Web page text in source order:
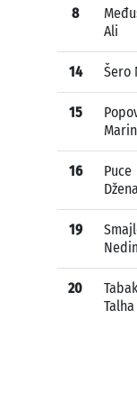
8
Ali
14 Šero
15
Marin
16
Puce
19
20
Talha